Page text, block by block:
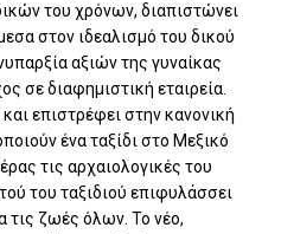
του χρόνων, διαπιστώνει
στον ιδεαλισμό του δικού
αξιών της γυναίκας
σε διαφημιστική εταιρεία.
επιστρέφει στην κανονική
ένα ταξίδι στο Μεξικό
τις αρχαιολογικές του
του ταξιδιού επιφυλάσσει
τις ζωές όλων. Το νέο,